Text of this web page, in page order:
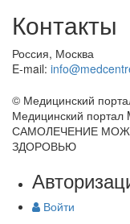
Контакты
Россия, Москва
E-mail:
© Медицинский
Медицинский портал
САМОЛЕЧЕНИЕ
ЗДОРОВЬЮ
Войти